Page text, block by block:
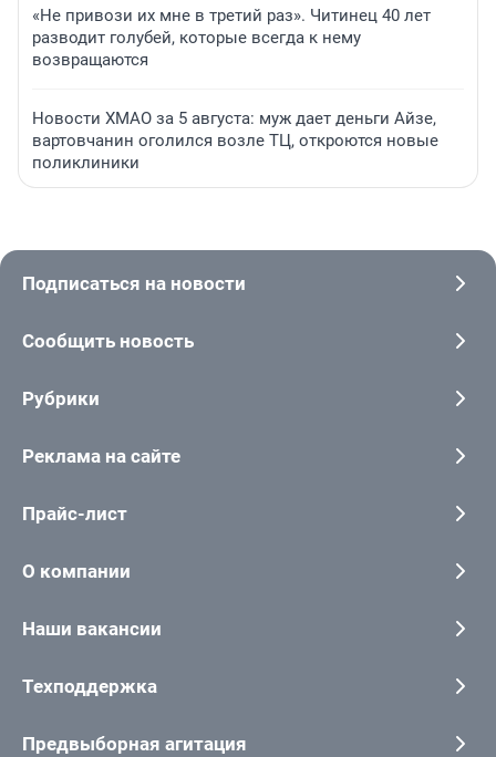
«Не привози их мне в третий раз». Читинец 40 лет
разводит голубей, которые всегда к нему
возвращаются
Новости ХМАО за 5 августа: муж дает деньги Айзе,
вартовчанин оголился возле ТЦ, откроются новые
поликлиники
Подписаться на новости
Сообщить новость
Рубрики
Реклама на сайте
Прайс-лист
О компании
Наши вакансии
Техподдержка
Предвыборная агитация